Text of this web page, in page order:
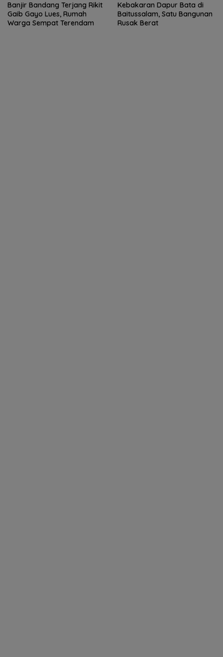
Banjir Bandang Terjang Rikit
Gaib Gayo Lues, Rumah
Warga Sempat Terendam
Kebakaran Dapur Bata di
Baitussalam, Satu Bangunan
Rusak Berat